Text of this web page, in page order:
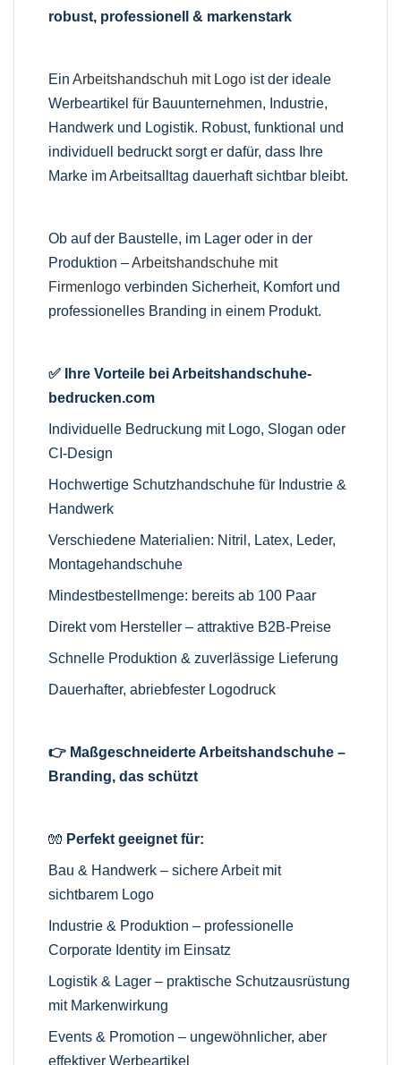
robust, professionell & markenstark
EinArbeitshandschuh mit Logo ist der ideale
Werbeartikel für Bauunternehmen, Industrie,
Handwerk und Logistik. Robust, funktional und
individuell bedruckt sorgt er dafür, dass Ihre
Marke im Arbeitsalltag dauerhaft sichtbar bleibt.
Ob auf der Baustelle, im Lager oder in der
Produktion –Arbeitshandschuhe mit
Firmenlogo verbinden Sicherheit, Komfort und
professionelles Branding in einem Produkt.
✅ Ihre Vorteile bei Arbeitshandschuhe-
bedrucken.com
Individuelle Bedruckung mit Logo, Slogan oder
CI-Design
Hochwertige Schutzhandschuhe für Industrie &
Handwerk
Verschiedene Materialien: Nitril, Latex, Leder,
Montagehandschuhe
Mindestbestellmenge: bereits ab 100 Paar
Direkt vom Hersteller – attraktive B2B-Preise
Schnelle Produktion & zuverlässige Lieferung
Dauerhafter, abriebfester Logodruck
👉 Maßgeschneiderte Arbeitshandschuhe –
Branding, das schützt
🧤 Perfekt geeignet für:
Bau & Handwerk – sichere Arbeit mit
sichtbarem Logo
Industrie & Produktion – professionelle
Corporate Identity im Einsatz
Logistik & Lager – praktische Schutzausrüstung
mit Markenwirkung
Events & Promotion – ungewöhnlicher, aber
effektiver Werbeartikel